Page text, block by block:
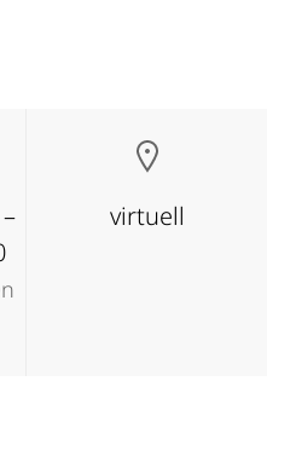
virtuell